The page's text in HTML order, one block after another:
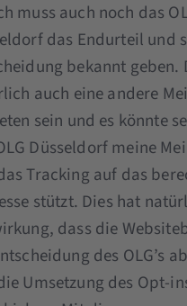
muss auch noch das
das Endurteil und
bekannt geben.
auch eine andere
sein und es könnte
Düsseldorf meine
Tracking auf das
stützt. Dies hat
dass die
des OLG’s
Umsetzung des Opt-